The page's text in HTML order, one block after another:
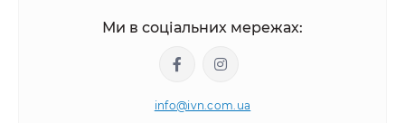
Ми в соціальних мережах:
info@ivn.com.ua